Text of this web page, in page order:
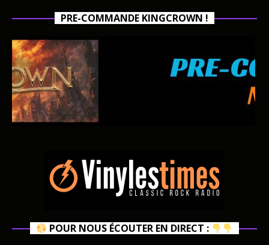
PRE-COMMANDE KINGCROWN !
POUR NOUS ÉCOUTER EN DIRECT :